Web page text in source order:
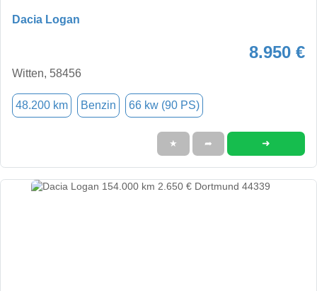
Dacia Logan
8.950 €
Witten, 58456
48.200 km Benzin 66 kw (90 PS)
★ ➦ ➜